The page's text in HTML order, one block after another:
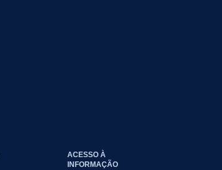
ACESSO À
INFORMAÇÃO